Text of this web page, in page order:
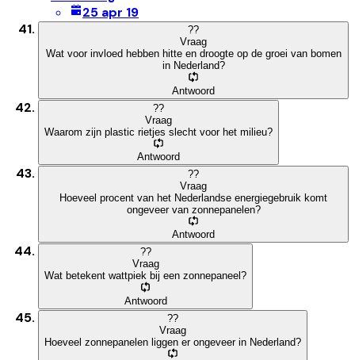
25 apr 19
??
Vraag
Wat voor invloed hebben hitte en droogte op de groei van bomen
in Nederland?
Antwoord
??
Vraag
Waarom zijn plastic rietjes slecht voor het milieu?
Antwoord
??
Vraag
Hoeveel procent van het Nederlandse energiegebruik komt
ongeveer van zonnepanelen?
Antwoord
??
Vraag
Wat betekent wattpiek bij een zonnepaneel?
Antwoord
??
Vraag
Hoeveel zonnepanelen liggen er ongeveer in Nederland?